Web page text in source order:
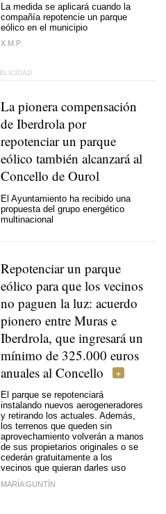
La medida se aplicará cuando la
compañía repotencie un parque
eólico en el municipio
X.M.P.
La pionera compensación
de Iberdrola por
repotenciar un parque
eólico también alcanzará al
Concello de Ourol
El Ayuntamiento ha recibido una
propuesta del grupo energético
multinacional
Repotenciar un parque
eólico para que los vecinos
no paguen la luz: acuerdo
pionero entre Muras e
Iberdrola, que ingresará un
mínimo de 325.000 euros
anuales al Concello
El parque se repotenciará
instalando nuevos aerogeneradores
y retirando los actuales. Además,
los terrenos que queden sin
aprovechamiento volverán a manos
de sus propietarios originales o se
cederán gratuitamente a los
vecinos que quieran darles uso
MARÍA GUNTÍN